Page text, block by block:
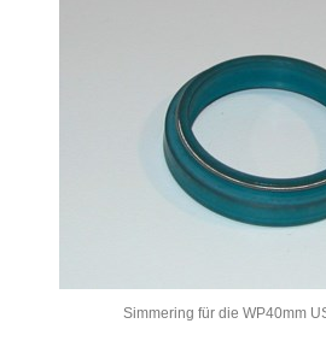
Simmering für die WP40mm